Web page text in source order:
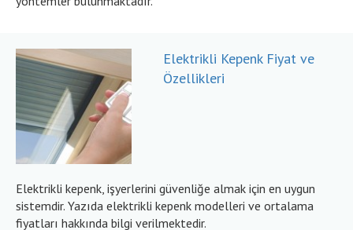
Elektrikli Kepenk Fiyat ve
Özellikleri
Elektrikli kepenk, işyerlerini güvenliğe almak için en uygun
sistemdir. Yazıda elektrikli kepenk modelleri ve ortalama
fiyatları hakkında bilgi verilmektedir.